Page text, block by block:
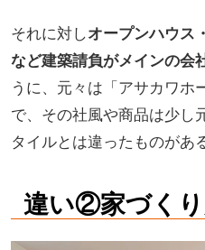
それに対しオープンハウス
など建築請負がメインの会
うに、元々は「アサカワホ
で、その社風や商品は少し
タイルとは違ったものがあ
違い②家づく